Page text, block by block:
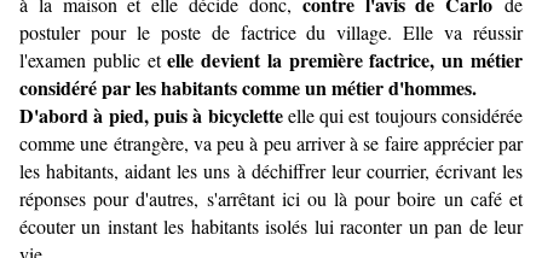
postuler pour le poste de factrice du village. Elle va réussir
l'examen public etelle devient la première factrice, un métier
considéré par les habitants comme un métier d'hommes.
D'abord à pied, puis à bicycletteelle qui est toujours considérée
comme une étrangère, va peu à peu arriver à se faire apprécier par
les habitants, aidant les uns à déchiffrer leur courrier, écrivant les
réponses pour d'autres, s'arrêtant ici ou là pour boire un café et
écouter un instant les habitants isolés lui raconter un pan de leur